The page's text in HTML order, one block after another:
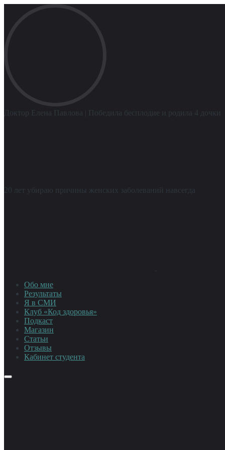
Доктор Елена Павлова | Победила бесплодие и родила 4 дочки
20 лет убираю причины женских заболеваний навсегда
Обо мне
Результаты
Я в СМИ
Клуб «Код здоровья»
Подкаст
Магазин
Статьи
Отзывы
Кабинет студента